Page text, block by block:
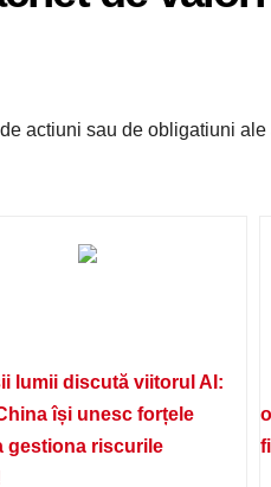
actiuni sau de obligatiuni
lumii discută viitorul AI:
își unesc forțele
gestiona riscurile